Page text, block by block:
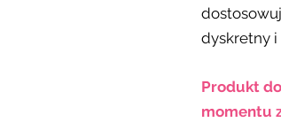
dyskretny
Produkt
momentu